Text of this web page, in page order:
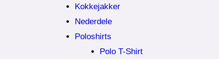
Kokkejakker
Nederdele
Poloshirts
Polo T-Shirt